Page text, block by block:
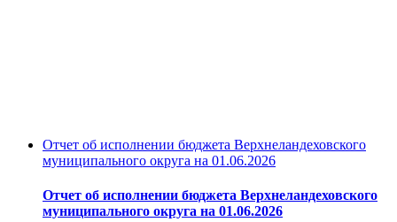
Отчет об исполнении бюджета Верхнеландеховского
муниципального округа на 01.06.2026
Отчет об исполнении бюджета Верхнеландеховского
муниципального округа на 01.06.2026